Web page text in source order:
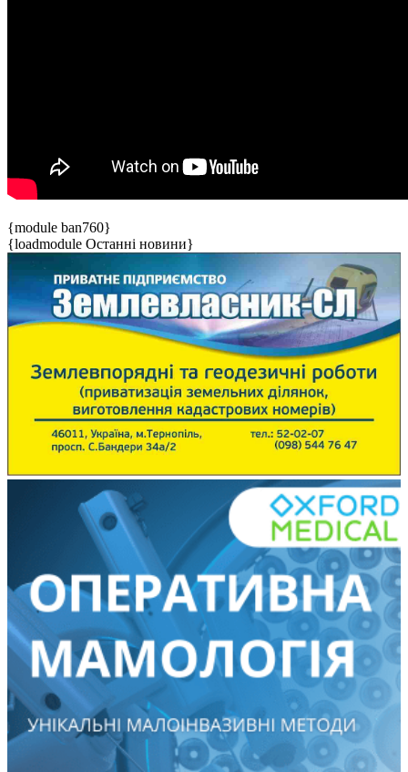
{module ban760}
{loadmodule Останні новини}